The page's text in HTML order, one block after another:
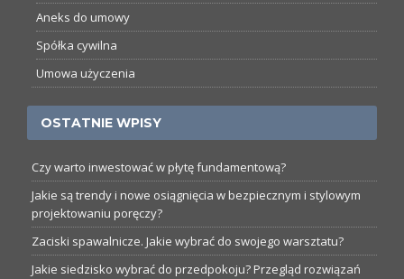
Aneks do umowy
Spółka cywilna
Umowa użyczenia
OSTATNIE WPISY
Czy warto inwestować w płytę fundamentową?
Jakie są trendy i nowe osiągnięcia w bezpiecznym i stylowym
projektowaniu poręczy?
Zaciski spawalnicze. Jakie wybrać do swojego warsztatu?
Jakie siedzisko wybrać do przedpokoju? Przegląd rozwiązań